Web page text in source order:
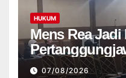
HUKUM
Mens Rea
07/08/2026